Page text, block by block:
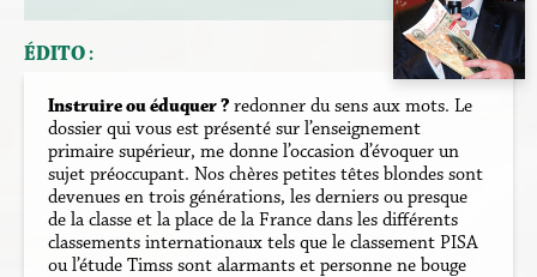
ÉDITO :
Instruire ou éduquer ? redonner du sens aux mots. Le
dossier qui vous est présenté sur l’enseignement
primaire supérieur, me donne l’occasion d’évoquer un
sujet préoccupant. Nos chères petites têtes blondes sont
devenues en trois générations, les derniers ou presque
de la classe et la place de la France dans les différents
classements internationaux tels que le classement PISA
ou l’étude Timss sont alarmants et personne ne bouge